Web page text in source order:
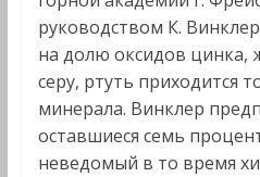
руководством К.
на долю оксидов цинка,
серу, ртуть приходится
минерала. Винклер
оставшиеся семь
неведомый в то время